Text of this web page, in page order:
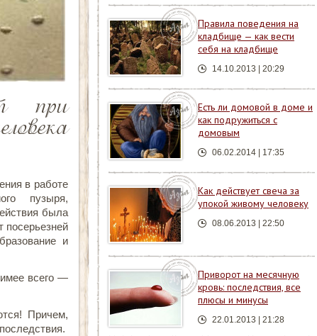
Правила поведения на
кладбище — как вести
себя на кладбище
14.10.2013 | 20:29
Есть ли домовой в доме и
как подружиться с
домовым
06.02.2014 | 17:35
Как действует свеча за
упокой живому человеку
08.06.2013 | 22:50
Приворот на месячную
кровь: последствия, все
плюсы и минусы
22.01.2013 | 21:28
при
в работе
пузыря,
была
посерьезней
и
всего —
Причем,